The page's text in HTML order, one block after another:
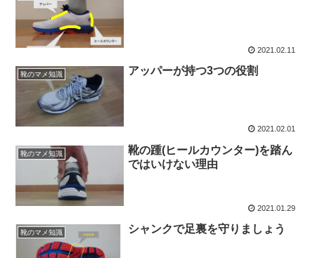
2021.02.11
靴のマメ知識 アッパーが持つ3つの役割
2021.02.01
靴のマメ知識
靴の踵(ヒールカウンター)を踏ん
ではいけない理由
2021.01.29
靴のマメ知識 シャンクで足裏を守りましょう